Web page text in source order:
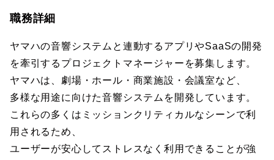
職務詳細
ヤマハの音響システムと連動するアプリやSaaSの開発
を牽引するプロジェクトマネージャーを募集します。
ヤマハは、劇場・ホール・商業施設・会議室など、
多様な用途に向けた音響システムを開発しています。
これらの多くはミッションクリティカルなシーンで利
用されるため、
ユーザーが安心してストレスなく利用できることが強